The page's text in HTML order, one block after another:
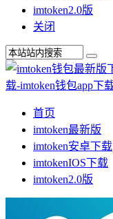
imtoken2.0版
关闭
首页
imtoken最新版
imtoken安卓下载
imtokenIOS下载
imtoken2.0版